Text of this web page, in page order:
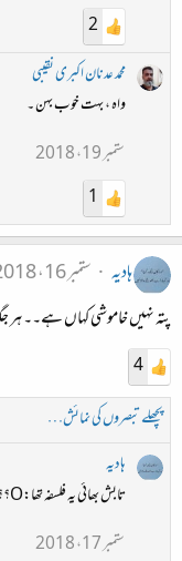
2
محمد عدنان اکبری نقیبی
واہ ، بہت خوب بہن ۔
ستمبر 19، 2018
1
ہادیہ
ستمبر 16، 2018
پتہ نہیں خاموشی کہاں ہے۔۔
4
پچھلے تبصروں کی نمائش…
ہادیہ
تابش بھائی یہ فلسفہ تھا:O؟؟؟
ستمبر 17، 2018